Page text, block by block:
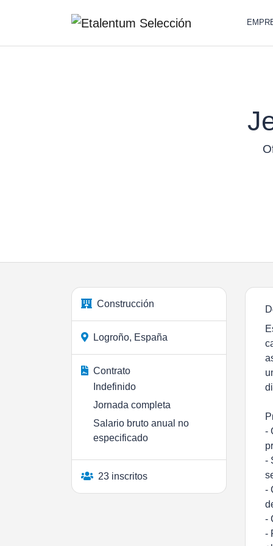
Construcción
Logroño, España
Contrato
Indefinido
Jornada completa
Salario bruto anual no
especificado
23 inscritos
-
-
-
-
-